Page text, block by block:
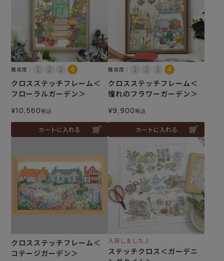
難易度：
クロスステッチフレーム＜
フローラルガーデン＞
¥10,560税込
カートに入れる
難易度：
クロスステッチフレーム＜
憧れのフラワーガーデン＞
¥9,900税込
カートに入れる
クロスステッチフレーム＜
コテージガーデン＞
入荷しました♪
ステッチクロス＜ガーデニ